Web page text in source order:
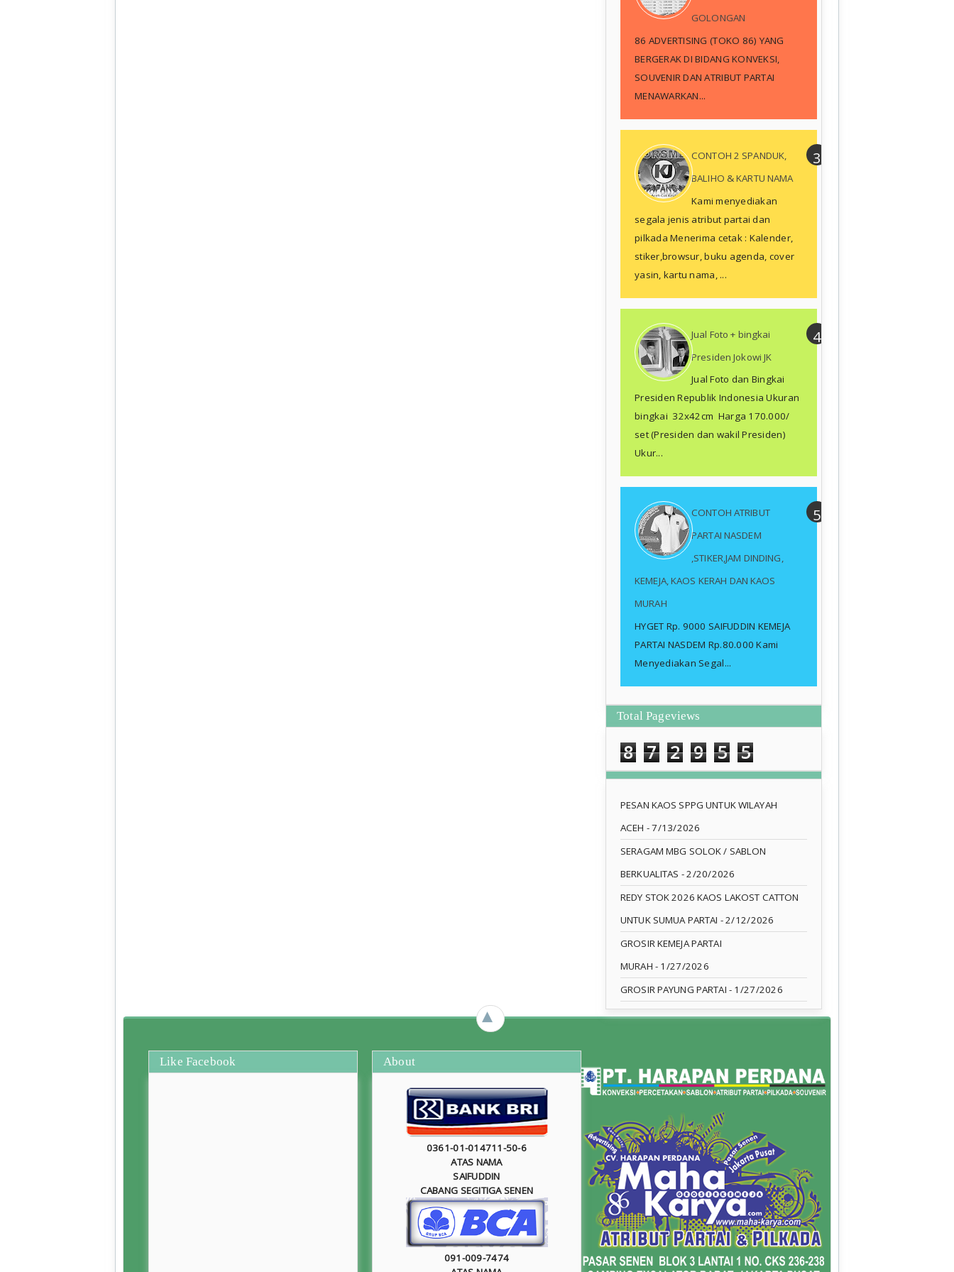
GOLONGAN
86 ADVERTISING (TOKO 86) YANG
BERGERAK DI BIDANG KONVEKSI,
SOUVENIR DAN ATRIBUT PARTAI
MENAWARKAN...
CONTOH 2 SPANDUK,
BALIHO & KARTU NAMA
Kami menyediakan
segala jenis atribut partai dan
pilkada Menerima cetak : Kalender,
stiker,browsur, buku agenda, cover
yasin, kartu nama, ...
Jual Foto + bingkai
Presiden Jokowi JK
Jual Foto dan Bingkai
Presiden Republik Indonesia Ukuran
bingkai 32x42cm Harga 170.000/
set (Presiden dan wakil Presiden)
Ukur...
CONTOH ATRIBUT
PARTAI NASDEM
,STIKER,JAM DINDING,
KEMEJA, KAOS KERAH DAN KAOS
MURAH
HYGET Rp. 9000 SAIFUDDIN KEMEJA
PARTAI NASDEM Rp.80.000 Kami
Menyediakan Segal...
Total Pageviews
8 7 2 9 5 5
PESAN KAOS SPPG UNTUK WILAYAH
ACEH - 7/13/2026
SERAGAM MBG SOLOK / SABLON
BERKUALITAS - 2/20/2026
REDY STOK 2026 KAOS LAKOST CATTON
UNTUK SUMUA PARTAI - 2/12/2026
GROSIR KEMEJA PARTAI
MURAH - 1/27/2026
GROSIR PAYUNG PARTAI - 1/27/2026
►
Like Facebook About
0361-01-014711-50-6
ATAS NAMA
SAIFUDDIN
CABANG SEGITIGA SENEN
091-009-7474